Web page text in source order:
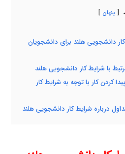
پنهان
دانشجویی هلند برای دانشجویان
با شرایط کار دانشجویی هلند
کردن کار با توجه به شرایط کار
درباره شرایط کار دانشجویی هلند